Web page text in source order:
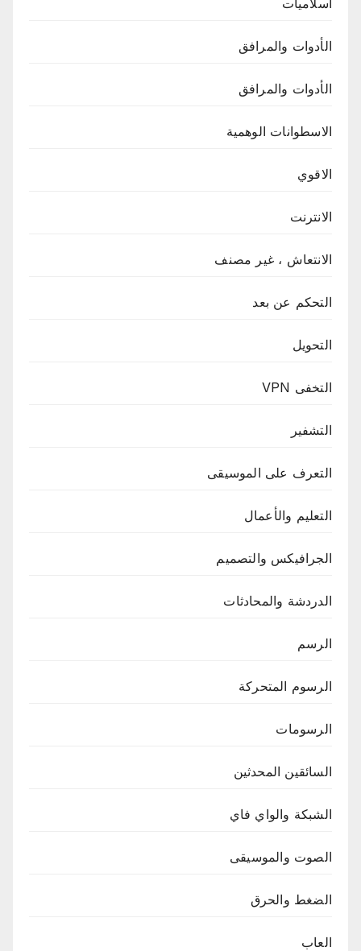
الأدوات والمرافق
الأدوات والمرافق
الاسطوانات الوهمية
الاقوي
الانترنت
الانتعاش ، غير مصنف
التحكم عن بعد
التحويل
التخفى VPN
التشفير
التعرف على الموسيقى
التعليم والأعمال
الجرافيكس والتصميم
الدردشة والمحادثات
الرسم
الرسوم المتحركة
الرسومات
السائقين المحدثين
الشبكة والواي فاي
الصوت والموسيقى
الضغط والحرق
العاب